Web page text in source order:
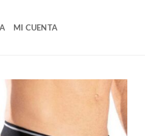
MI CUENTA